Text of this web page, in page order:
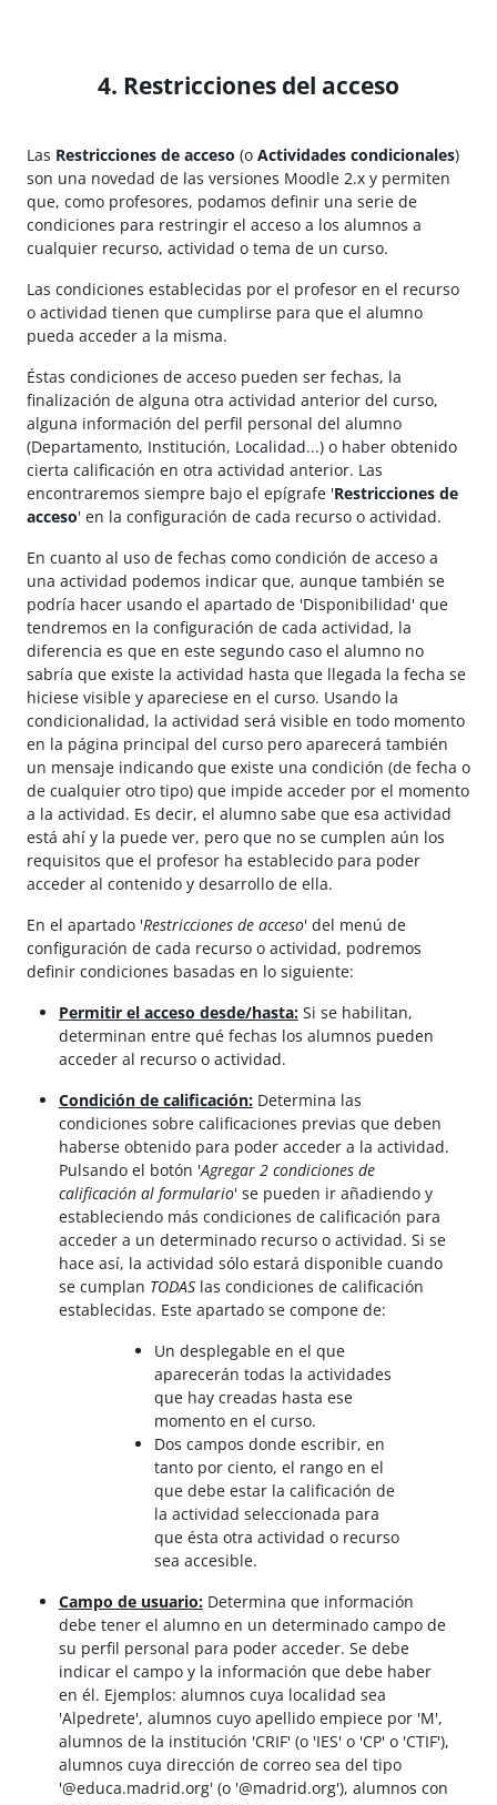
4. Restricciones del acceso
Las Restricciones de acceso (o Actividades condicionales)
son una novedad de las versiones Moodle 2.x y permiten
que, como profesores, podamos definir una serie de
condiciones para restringir el acceso a los alumnos a
cualquier recurso, actividad o tema de un curso.
Las condiciones establecidas por el profesor en el recurso
o actividad tienen que cumplirse para que el alumno
pueda acceder a la misma.
Éstas condiciones de acceso pueden ser fechas, la
finalización de alguna otra actividad anterior del curso,
alguna información del perfil personal del alumno
(Departamento, Institución, Localidad...) o haber obtenido
cierta calificación en otra actividad anterior. Las
encontraremos siempre bajo el epígrafe 'Restricciones de
acceso' en la configuración de cada recurso o actividad.
En cuanto al uso de fechas como condición de acceso a
una actividad podemos indicar que, aunque también se
podría hacer usando el apartado de 'Disponibilidad' que
tendremos en la configuración de cada actividad, la
diferencia es que en este segundo caso el alumno no
sabría que existe la actividad hasta que llegada la fecha se
hiciese visible y apareciese en el curso. Usando la
condicionalidad, la actividad será visible en todo momento
en la página principal del curso pero aparecerá también
un mensaje indicando que existe una condición (de fecha o
de cualquier otro tipo) que impide acceder por el momento
a la actividad. Es decir, el alumno sabe que esa actividad
está ahí y la puede ver, pero que no se cumplen aún los
requisitos que el profesor ha establecido para poder
acceder al contenido y desarrollo de ella.
En el apartado 'Restricciones de acceso' del menú de
configuración de cada recurso o actividad, podremos
definir condiciones basadas en lo siguiente:
Permitir el acceso desde/hasta:Si se habilitan,
determinan entre qué fechas los alumnos pueden
acceder al recurso o actividad.
Condición de calificación:Determina las
condiciones sobre calificaciones previas que deben
haberse obtenido para poder acceder a la actividad.
Pulsando el botón 'Agregar 2 condiciones de
calificación al formulario' se pueden ir añadiendo y
estableciendo más condiciones de calificación para
acceder a un determinado recurso o actividad. Si se
hace así, la actividad sólo estará disponible cuando
se cumplan TODASlas condiciones de calificación
establecidas. Este apartado se compone de:
Un desplegable en el que
aparecerán todas la actividades
que hay creadas hasta ese
momento en el curso.
Dos campos donde escribir, en
tanto por ciento, el rango en el
que debe estar la calificación de
la actividad seleccionada para
que ésta otra actividad o recurso
sea accesible.
Campo de usuario: Determina que información
debe tener el alumno en un determinado campo de
su perfil personal para poder acceder. Se debe
indicar el campo y la información que debe haber
en él. Ejemplos: alumnos cuya localidad sea
'Alpedrete', alumnos cuyo apellido empiece por 'M',
alumnos de la institución 'CRIF' (o 'IES' o 'CP' o 'CTIF'),
alumnos cuya dirección de correo sea del tipo
'@educa.madrid.org' (o '@madrid.org'), alumnos con